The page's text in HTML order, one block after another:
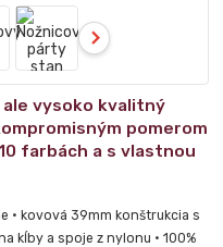
vysoko kvalitný
pomerom
farbách a s vlastnou
• kovová 39mm konštrukcia s
kĺby a spoje z nylonu • 100%